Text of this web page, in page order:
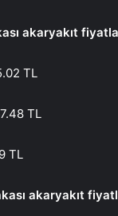
akaryakıt
TL
TL
TL
akaryakıt